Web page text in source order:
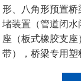
形、八角形预置
堵装置（管道闭
座（板式橡胶支
带），桥梁专用塑